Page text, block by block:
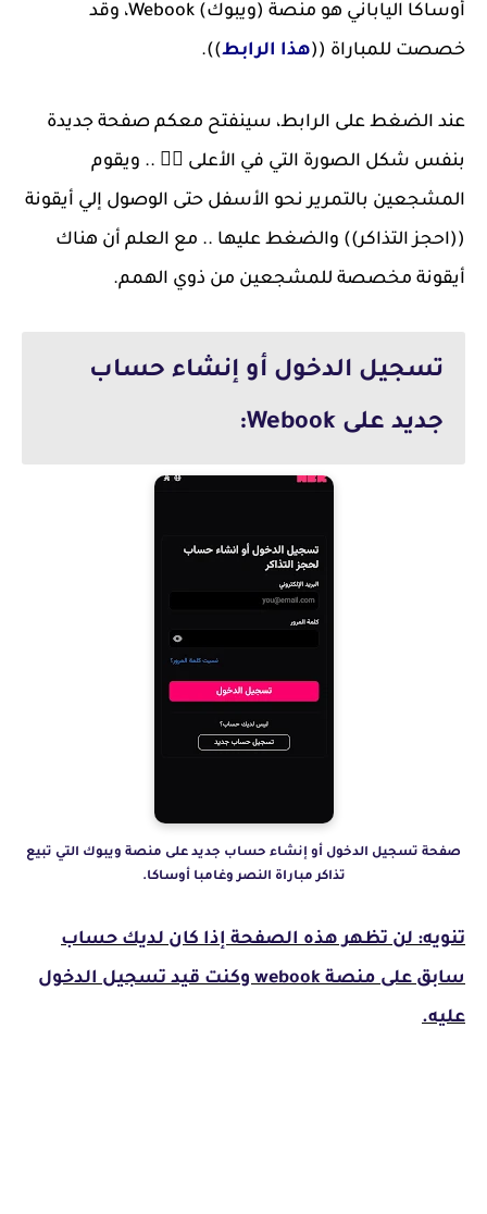
أوساكا الياباني هو منصة (ويبوك) Webook، وقد
خصصت للمباراة ((هذا الرابط)).
عند الضغط على الرابط، سينفتح معكم صفحة جديدة
بنفس شكل الصورة التي في الأعلى 👆🏻 .. ويقوم
المشجعين بالتمرير نحو الأسفل حتى الوصول إلي أيقونة
((احجز التذاكر)) والضغط عليها .. مع العلم أن هناك
أيقونة مخصصة للمشجعين من ذوي الهمم.
تسجيل الدخول أو إنشاء حساب
جديد على Webook:
صفحة تسجيل الدخول أو إنشاء حساب جديد على منصة ويبوك التي تبيع
تذاكر مباراة النصر وغامبا أوساكا.
تنويه: لن تظهر هذه الصفحة إذا كان لديك حساب
سابق على منصة webook وكنت قيد تسجيل الدخول
عليه.